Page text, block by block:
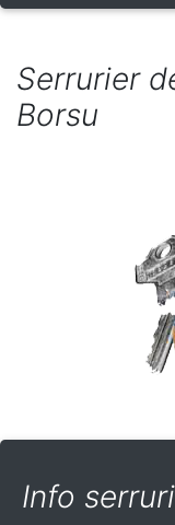
Serrurier
Borsu
Info